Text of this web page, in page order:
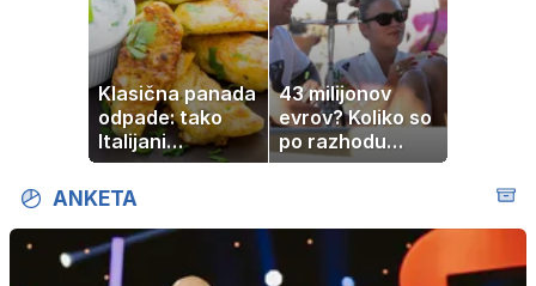
Klasična panada
odpade: tako
Italijani
pripravijo
slastne ocvrte
bučke
43 milijonov
evrov? Koliko so
po razhodu
zahtevale ali
športnih
ANKETA